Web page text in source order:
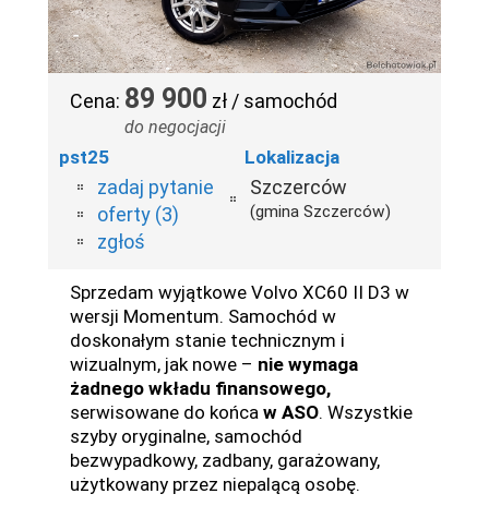
Cena: 89 900 zł / samochód
do negocjacji
pst25
zadaj pytanie
oferty (3)
zgłoś
Lokalizacja
Szczerców
(gmina Szczerców)
Sprzedam wyjątkowe Volvo XC60 II D3 w
wersji Momentum. Samochód w
doskonałym stanie technicznym i
wizualnym, jak nowe – nie wymaga
żadnego wkładu finansowego,
serwisowane do końca w ASO. Wszystkie
szyby oryginalne, samochód
bezwypadkowy, zadbany, garażowany,
użytkowany przez niepalącą osobę.